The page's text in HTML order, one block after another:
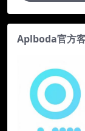
Aplboda官方